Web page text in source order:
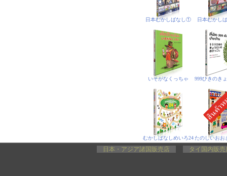
日本むかしばなし① 日本むかし
いそがなくっちゃ
むかしばなしめいろ24
日本・アジア諸国販売店 タイ国内販